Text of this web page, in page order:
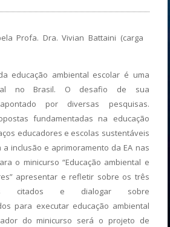
Profa. Dra. Vivian Battaini (carga
educação ambiental escolar é uma
no Brasil. O desafio de sua
por diversas pesquisas.
fundamentadas na educação
educadores e escolas sustentáveis
inclusão e aprimoramento da EA nas
o minicurso “Educação ambiental e
apresentar e refletir sobre os três
citados e dialogar sobre
para executar educação ambiental
do minicurso será o projeto de